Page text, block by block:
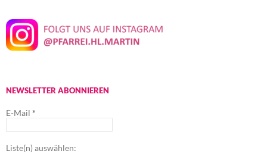
NEWSLETTER ABONNIEREN
E-Mail *
Liste(n) auswählen: